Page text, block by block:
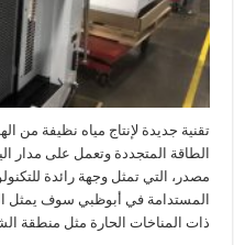
تقنية جديدة لإنتاج مياه نظيفة من
الطاقة المتجددة وتعمل على مدار
مصدر، التي تمثل وجهة رائدة
المستدامة في أبوظبي سوف يمثل
ذات المناخات الحارة مثل منطقة